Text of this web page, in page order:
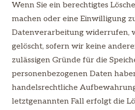
Wenn Sie ein berechtigtes
machen oder eine Einwilligung
Datenverarbeitung widerrufen,
gelöscht, sofern wir keine
zulässigen Gründe für die
personenbezogenen Daten
handelsrechtliche
letztgenannten Fall erfolgt die